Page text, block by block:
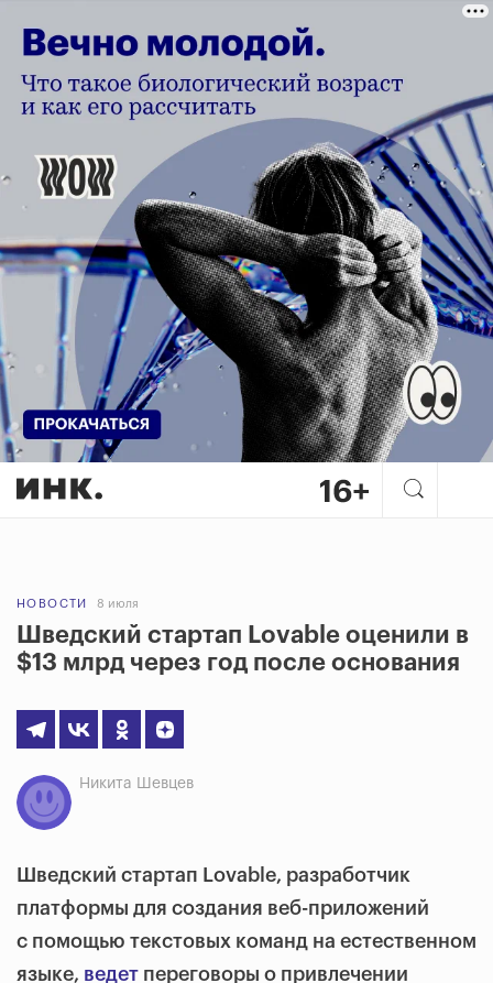
НОВОСТИ 8 июля
Шведский стартап Lovable оценили в
$13 млрд через год после основания
Никита Шевцев
Шведский стартап Lovable, разработчик
платформы для создания веб-приложений
с помощью текстовых команд на естественном
языке, ведет переговоры о привлечении